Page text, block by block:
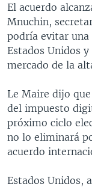
DEPORTIVO
NOTA
Idiomas
El acuerdo
Mnuchin,
podría evitar una
Estados Unidos
mercado de la
Le Maire dijo
del impuesto
próximo ciclo
no lo eliminará
acuerdo
Estados Unidos,